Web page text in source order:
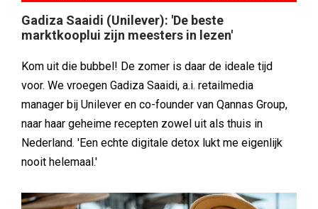
Gadiza Saaidi (Unilever): 'De beste
marktkooplui zijn meesters in lezen'
Kom uit die bubbel! De zomer is daar de ideale tijd
voor. We vroegen Gadiza Saaidi, a.i. retailmedia
manager bij Unilever en co-founder van Qannas Group,
naar haar geheime recepten zowel uit als thuis in
Nederland. 'Een echte digitale detox lukt me eigenlijk
nooit helemaal.'